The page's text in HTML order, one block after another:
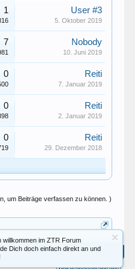
willkommen im ZTR Forum
Dich doch einfach direkt an und
1 User #3
5. Oktober 2019
7 Nobody
10. Juni 2019
0 Reiti
7. Januar 2019
0 Reiti
2. Januar 2019
0 Reiti
29. Dezember 2018
um Beiträge verfassen zu können. )
Hilfe Startseite
Seitenanfang
Nutzungsbedingungen